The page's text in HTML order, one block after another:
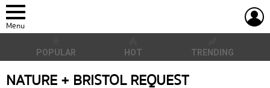
Menu
POPULAR HOT TRENDING
NATURE + BRISTOL REQUEST